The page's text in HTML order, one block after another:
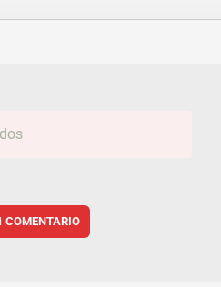
COMENTARIO